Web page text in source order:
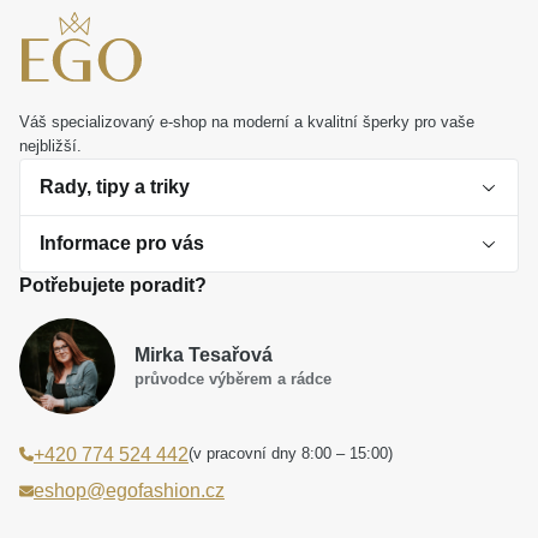
Váš specializovaný e-shop na moderní a kvalitní šperky pro vaše
nejbližší.
Rady, tipy a triky
O perlách
Jak vybrat perlový šperk
Dárková inspirace
Smaltované a korálkové šperky jako trend
Laboratorní diamanty jsou budoucnost
Jak správně pečovat o šperky
Informace pro vás
Obchodní podmínky
Reklamační řád
Poučení o právu na odstoupení od smlouvy
Potřebujete poradit?
Mirka Tesařová
průvodce výběrem a rádce
+420 774 524 442(v pracovní dny 8:00 – 15:00)
eshop@egofashion.cz